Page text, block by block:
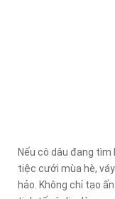
Nếu cô dâu đang
tiệc cưới mùa hè,
hảo. Không chỉ tạo